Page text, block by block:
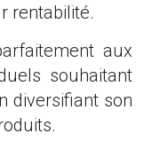
rentabilité.
aux
souhaitant
diversifiant son